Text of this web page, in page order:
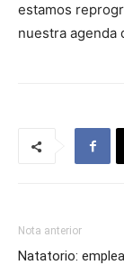
estamos
nuestra agenda
Nota anterior
Natatorio: